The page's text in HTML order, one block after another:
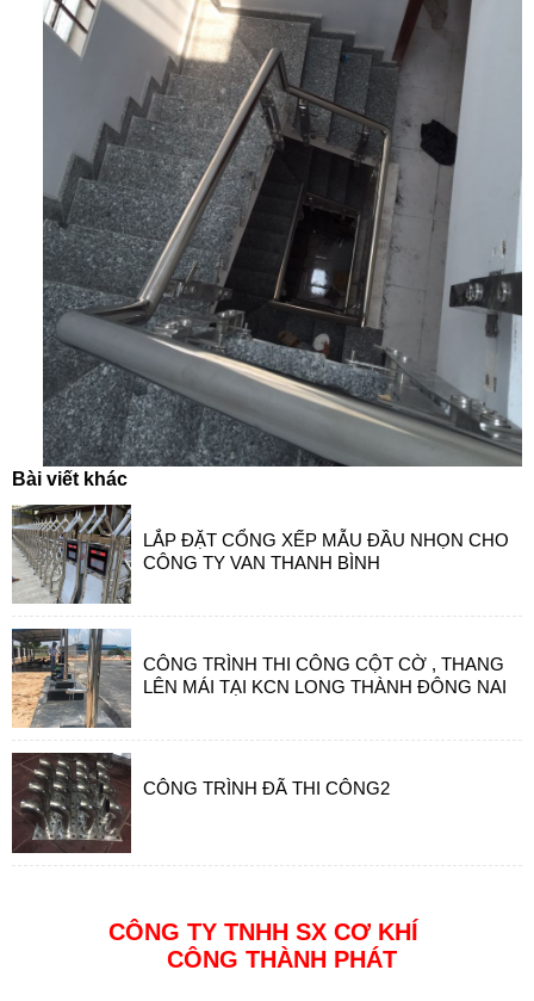
Bài viết khác
LẮP ĐẶT CỔNG XẾP MẪU ĐẦU NHỌN CHO
CÔNG TY VAN THANH BÌNH
CÔNG TRÌNH THI CÔNG CỘT CỜ , THANG
LÊN MÁI TẠI KCN LONG THÀNH ĐÔNG NAI
CÔNG TRÌNH ĐÃ THI CÔNG2
CÔNG TY TNHH SX CƠ KHÍ
CÔNG THÀNH PHÁT